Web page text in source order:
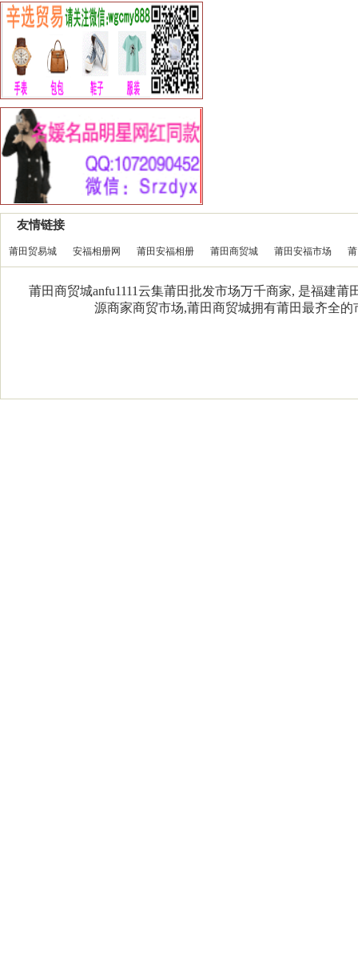
友情链接
莆田贸易城 安福相册网 莆田安福相册 莆田商贸城 莆田安福市场
莆田商贸城anfu1111云集莆田批发市场万千商家, 是福建
源商家商贸市场,莆田商贸城拥有莆田最齐全